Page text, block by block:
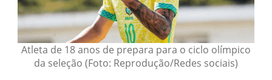
Atleta de 18 anos de prepara para o ciclo olímpico
da seleção (Foto: Reprodução/Redes sociais)